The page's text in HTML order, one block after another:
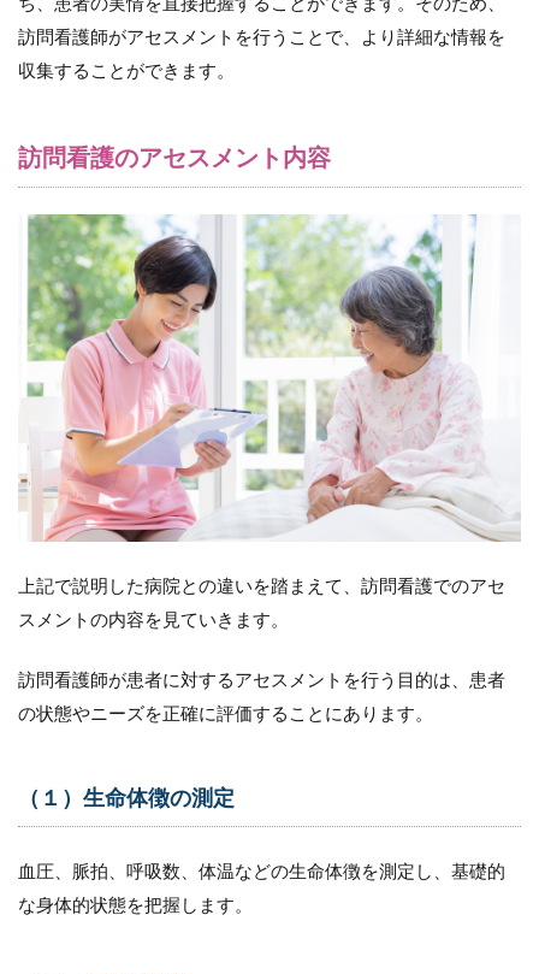
て
気
を
付
こ
と
（１）
プライ
バシー
の確保
4.2
（２）
患者と
のコミ
ュニケ
ーショ
ン
4.3
（３）
方法の
選択
（４）
文化的
背景の
4.5
アプロ
ーチの
重要性
訪問看護師がアセスメントを行うことで、より詳細な情報を
収集することができます。
訪問看護のアセスメント内容
上記で説明した病院との違いを踏まえて、訪問看護でのアセ
スメントの内容を見ていきます。
訪問看護師が患者に対するアセスメントを行う目的は、患者
の状態やニーズを正確に評価することにあります。
（１）生命体徴の測定
血圧、脈拍、呼吸数、体温などの生命体徴を測定し、基礎的
な身体的状態を把握します。